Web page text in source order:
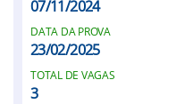
07/11/2024
DATA DA PROVA
23/02/2025
TOTAL DE VAGAS
3